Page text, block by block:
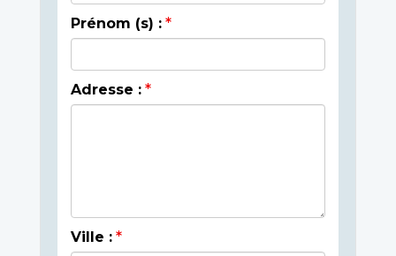
Prénom (s) :
Adresse :
Ville :